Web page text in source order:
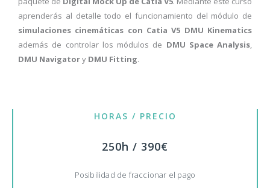
aprenderás al detalle todo el funcionamiento del módulo de
simulaciones cinemáticas con Catia V5 DMU Kinematics
además de controlar los módulos de DMU Space Analysis,
DMU Navigatory DMU Fitting.
HORAS / PRECIO
250h / 390€
Posibilidad de fraccionar el pago